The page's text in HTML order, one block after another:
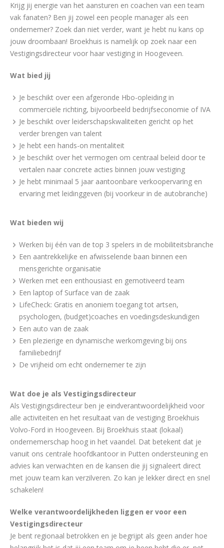
Krijg jij energie van het aansturen en coachen van een team
vak fanaten? Ben jij zowel een people manager als een
ondernemer? Zoek dan niet verder, want je hebt nu kans op
jouw droombaan! Broekhuis is namelijk op zoek naar een
Vestigingsdirecteur voor haar vestiging in Hoogeveen.
Wat bied jij
Je beschikt over een afgeronde Hbo-opleiding in
commerciële richting, bijvoorbeeld bedrijfseconomie of IVA
Je beschikt over leiderschapskwaliteiten gericht op het
verder brengen van talent
Je hebt een hands-on mentaliteit
Je beschikt over het vermogen om centraal beleid door te
vertalen naar concrete acties binnen jouw vestiging
Je hebt minimaal 5 jaar aantoonbare verkoopervaring en
ervaring met leidinggeven (bij voorkeur in de autobranche)
Wat bieden wij
Werken bij één van de top 3 spelers in de mobiliteitsbranche
Een aantrekkelijke en afwisselende baan binnen een
mensgerichte organisatie
Werken met een enthousiast en gemotiveerd team
Een laptop of Surface van de zaak
LifeCheck: Gratis en anoniem toegang tot artsen,
psychologen, (budget)coaches en voedingsdeskundigen
Een auto van de zaak
Een plezierige en dynamische werkomgeving bij ons
familiebedrijf
De vrijheid om echt ondernemer te zijn
Wat doe je als Vestigingsdirecteur
Als Vestigingsdirecteur ben je eindverantwoordelijkheid voor
alle activiteiten en het resultaat van de vestiging Broekhuis
Volvo-Ford in Hoogeveen. Bij Broekhuis staat (lokaal)
ondernemerschap hoog in het vaandel. Dat betekent dat je
vanuit ons centrale hoofdkantoor in Putten ondersteuning en
advies kan verwachten en de kansen die jij signaleert direct
met jouw team kan verzilveren. Zo kan je lekker direct en snel
schakelen!
Welke verantwoordelijkheden liggen er voor een
Vestigingsdirecteur
Je bent regionaal betrokken en je begrijpt als geen ander hoe